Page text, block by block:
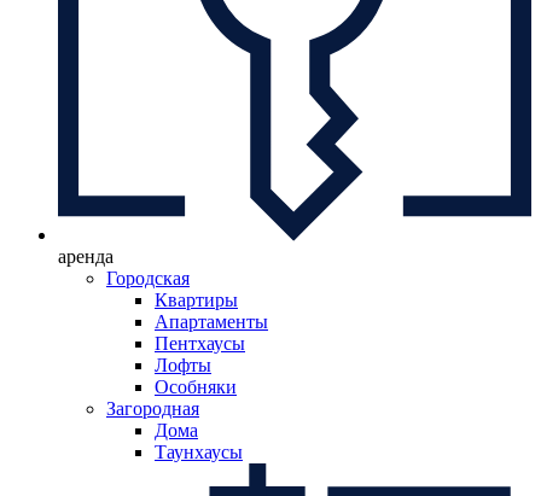
аренда
Городская
Квартиры
Апартаменты
Пентхаусы
Лофты
Особняки
Загородная
Дома
Таунхаусы